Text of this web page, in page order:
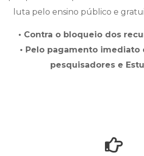
luta pelo ensino público e
• Contra o bloqueio dos
• Pelo pagamento imediato
pesquisadores e